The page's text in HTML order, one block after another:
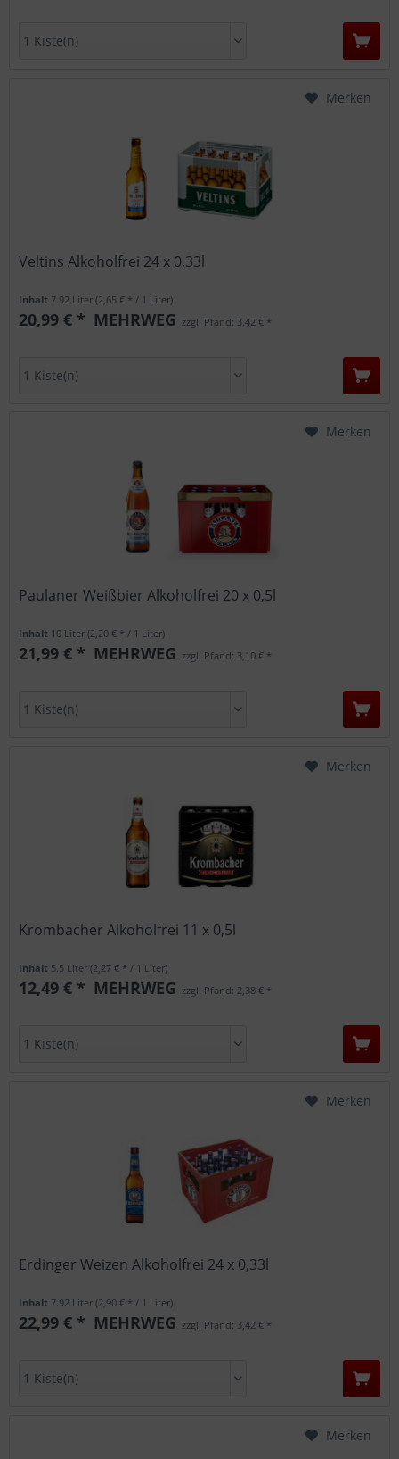
Veltins Alkoholfrei 24 x 0,33l
Inhalt 7.92 Liter(2,65 € * / 1 Liter)
20,99 € * MEHRWEG zzgl. Pfand: 3,42 € *
Merken
Paulaner Weißbier Alkoholfrei 20 x 0,5l
Inhalt 10 Liter(2,20 € * / 1 Liter)
21,99 € * MEHRWEG zzgl. Pfand: 3,10 € *
Merken
Krombacher Alkoholfrei 11 x 0,5l
Inhalt 5.5 Liter(2,27 € * / 1 Liter)
12,49 € * MEHRWEG zzgl. Pfand: 2,38 € *
Merken
Erdinger Weizen Alkoholfrei 24 x 0,33l
Inhalt 7.92 Liter(2,90 € * / 1 Liter)
22,99 € * MEHRWEG zzgl. Pfand: 3,42 € *
Merken
Merken